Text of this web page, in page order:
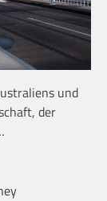
und
der